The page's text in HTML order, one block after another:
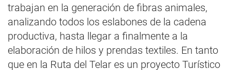
trabajan en la generación de fibras animales,
analizando todos los eslabones de la cadena
productiva, hasta llegar a finalmente a la
elaboración de hilos y prendas textiles. En tanto
que en la Ruta del Telar es un proyecto Turístico